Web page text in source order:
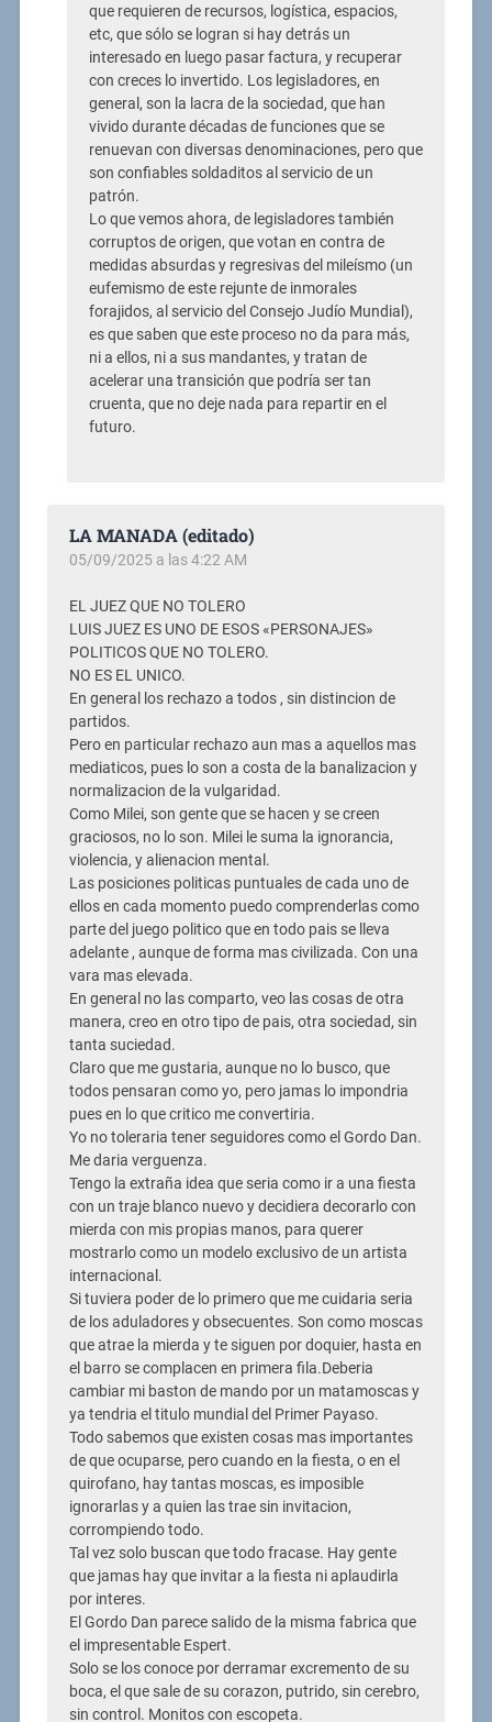
que requieren de recursos, logística, espacios,
etc, que sólo se logran si hay detrás un
interesado en luego pasar factura, y recuperar
con creces lo invertido. Los legisladores, en
general, son la lacra de la sociedad, que han
vivido durante décadas de funciones que se
renuevan con diversas denominaciones, pero que
son confiables soldaditos al servicio de un
patrón.
Lo que vemos ahora, de legisladores también
corruptos de origen, que votan en contra de
medidas absurdas y regresivas del mileísmo (un
eufemismo de este rejunte de inmorales
forajidos, al servicio del Consejo Judío Mundial),
es que saben que este proceso no da para más,
ni a ellos, ni a sus mandantes, y tratan de
acelerar una transición que podría ser tan
cruenta, que no deje nada para repartir en el
futuro.
LA MANADA (editado)
05/09/2025 a las 4:22 AM
EL JUEZ QUE NO TOLERO
LUIS JUEZ ES UNO DE ESOS «PERSONAJES»
POLITICOS QUE NO TOLERO.
NO ES EL UNICO.
En general los rechazo a todos , sin distincion de
partidos.
Pero en particular rechazo aun mas a aquellos mas
mediaticos, pues lo son a costa de la banalizacion y
normalizacion de la vulgaridad.
Como Milei, son gente que se hacen y se creen
graciosos, no lo son. Milei le suma la ignorancia,
violencia, y alienacion mental.
Las posiciones politicas puntuales de cada uno de
ellos en cada momento puedo comprenderlas como
parte del juego politico que en todo pais se lleva
adelante , aunque de forma mas civilizada. Con una
vara mas elevada.
En general no las comparto, veo las cosas de otra
manera, creo en otro tipo de pais, otra sociedad, sin
tanta suciedad.
Claro que me gustaria, aunque no lo busco, que
todos pensaran como yo, pero jamas lo impondria
pues en lo que critico me convertiria.
Yo no toleraria tener seguidores como el Gordo Dan.
Me daria verguenza.
Tengo la extraña idea que seria como ir a una fiesta
con un traje blanco nuevo y decidiera decorarlo con
mierda con mis propias manos, para querer
mostrarlo como un modelo exclusivo de un artista
internacional.
Si tuviera poder de lo primero que me cuidaria seria
de los aduladores y obsecuentes. Son como moscas
que atrae la mierda y te siguen por doquier, hasta en
el barro se complacen en primera fila.Deberia
cambiar mi baston de mando por un matamoscas y
ya tendria el titulo mundial del Primer Payaso.
Todo sabemos que existen cosas mas importantes
de que ocuparse, pero cuando en la fiesta, o en el
quirofano, hay tantas moscas, es imposible
ignorarlas y a quien las trae sin invitacion,
corrompiendo todo.
Tal vez solo buscan que todo fracase. Hay gente
que jamas hay que invitar a la fiesta ni aplaudirla
por interes.
El Gordo Dan parece salido de la misma fabrica que
el impresentable Espert.
Solo se los conoce por derramar excremento de su
boca, el que sale de su corazon, putrido, sin cerebro,
sin control. Monitos con escopeta.